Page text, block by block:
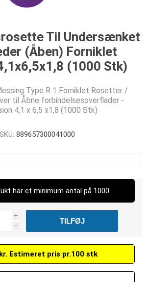
Til Undersænket
(Åben) Forniklet
(1000 Stk)
Type R 1 Forniklet Rosetter /
til Åbne forbindelsesoverflader -
4,1 x 6,5 x1,8 (1000 Stk)
SKU: 889657300041000
har et minimum antal på 1000
i
h
Estimeret pris pr.100 stk